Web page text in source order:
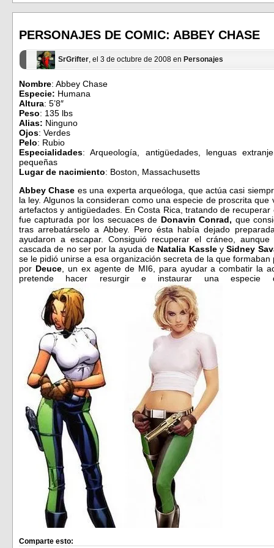
(Se
en
una
nueva)
(Se
en
una
nueva)
PERSONAJES DE COMIC: ABBEY CHASE
SrGrifter, el 3 de octubre de 2008 en Personajes
Nombre: Abbey Chase
Especie: Humana
Altura: 5’8″
Peso: 135 lbs
Alias: Ninguno
Ojos: Verdes
Pelo: Rubio
Especialidades: Arqueología, antigüedades, lenguas
pequeñas
Lugar de nacimiento: Boston, Massachusetts
Abbey Chase es una experta arqueóloga, que actúa casi
la ley. Algunos la consideran como una especie de proscrita
artefactos y antigüedades. En Costa Rica, tratando de
fue capturada por los secuaces de Donavin Conrad, que
tras arrebatárselo a Abbey. Pero ésta había dejado
ayudaron a escapar. Consiguió recuperar el cráneo,
cascada de no ser por la ayuda de Natalia Kassle ySidney
se le pidió unirse a esa organización secreta de la que
por Deuce, un ex agente de MI6, para ayudar a combatir la
pretende hacer resurgir e instaurar una
Comparte esto: